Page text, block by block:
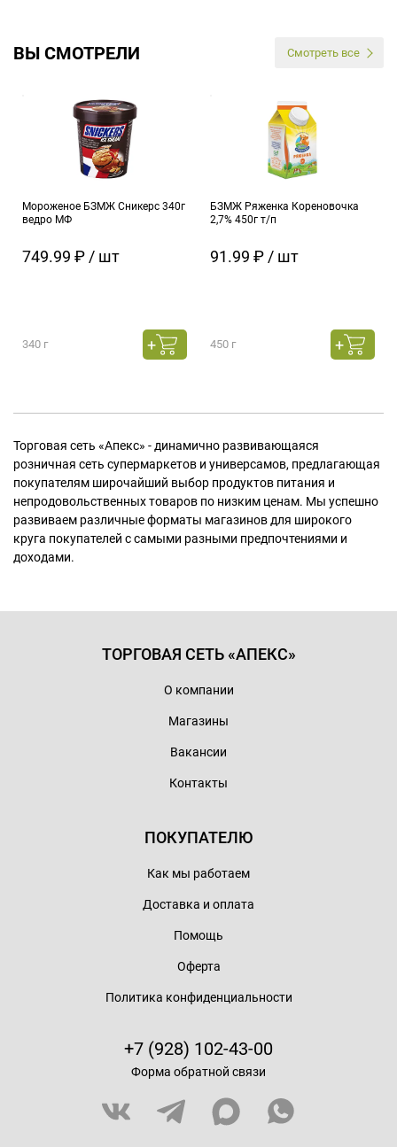
ВЫ СМОТРЕЛИ Смотреть все
Мороженое БЗМЖ Сникерс 340г
ведро МФ
749.99 ₽ / шт
340 г
БЗМЖ Ряженка Кореновочка
2,7% 450г т/п
91.99 ₽ / шт
450 г
Торговая сеть «Апекс» - динамично развивающаяся
розничная сеть супермаркетов и универсамов, предлагающая
покупателям широчайший выбор продуктов питания и
непродовольственных товаров по низким ценам. Мы успешно
развиваем различные форматы магазинов для широкого
круга покупателей с самыми разными предпочтениями и
доходами.
ТОРГОВАЯ СЕТЬ «АПЕКС»
О компании
Магазины
Вакансии
Контакты
ПОКУПАТЕЛЮ
Как мы работаем
Доставка и оплата
Помощь
Оферта
Политика конфиденциальности
+7 (928) 102-43-00
Форма обратной связи